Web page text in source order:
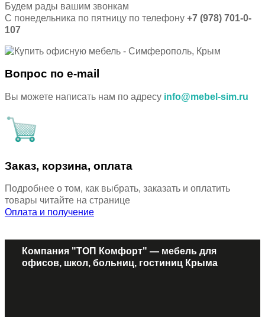
Будем рады вашим звонкам
С понедельника по пятницу по телефону +7 (978) 701-0-
107
Вопрос по e-mail
Вы можете написать нам по адресу info@mebel-sim.ru
Заказ, корзина, оплата
Подробнее о том, как выбрать, заказать и оплатить
товары читайте на странице
Оплата и получение
Компания "ТОП Комфорт" — мебель для
офисов, школ, больниц, гостиниц Крыма